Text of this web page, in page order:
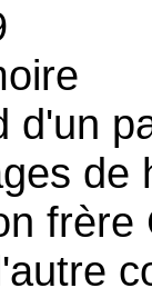
d'un
de
frère